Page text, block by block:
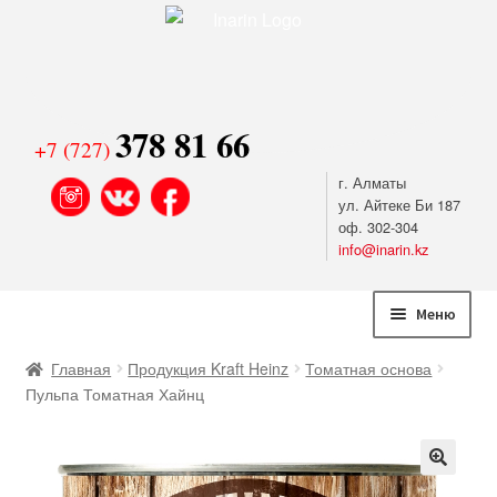
+7 (727) 378 81 66
г. Алматы
ул. Айтеке Би 187
оф. 302-304
info@inarin.kz
навигации
содержимому
Меню
Хлебобулочные изделия
Сыры
Главная Продукция Kraft Heinz
Томатная основа
Пульпа Томатная Хайнц